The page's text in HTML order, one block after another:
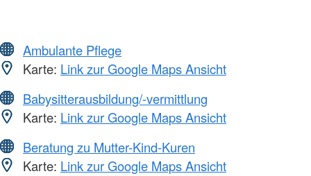
Ambulante Pflege
Karte: Link zur Google Maps Ansicht
Babysitterausbildung/-vermittlung
Karte: Link zur Google Maps Ansicht
Beratung zu Mutter-Kind-Kuren
Karte: Link zur Google Maps Ansicht